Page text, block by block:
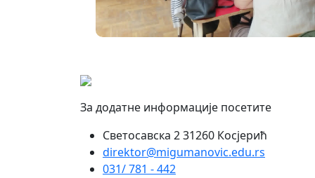
За додатне информације посетите
Светосавска 2 31260 Косјерић
direktor@migumanovic.edu.rs
031/ 781 - 442